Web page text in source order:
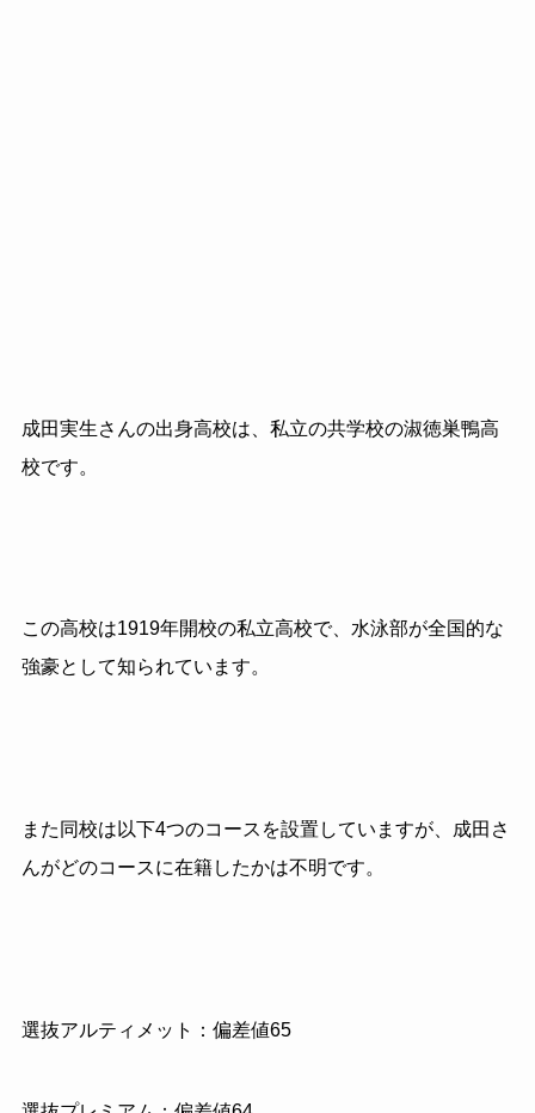
成田実生さんの出身高校は、私立の共学校の淑徳巣鴨高
校です。
この高校は1919年開校の私立高校で、水泳部が全国的な
強豪として知られています。
また同校は以下4つのコースを設置していますが、成田さ
んがどのコースに在籍したかは不明です。
選抜アルティメット：偏差値65